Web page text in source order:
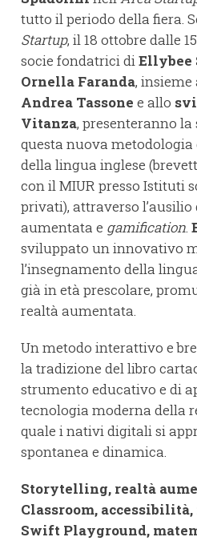
tutto il periodo della fiera.
Startup, il 18 ottobre dalle
socie fondatrici diEllybee
Ornella Faranda, insieme
Andrea Tassone e allo
Vitanza, presenteranno la
questa nuova
della lingua inglese
con il MIUR presso Istituti
privati), attraverso
aumentata e gamification.
sviluppato un innovativo
l’insegnamento della
già in età prescolare,
realtà aumentata.
Un metodo interattivo e
la tradizione del libro
strumento educativo e di
tecnologia moderna della
quale i nativi digitali si
spontanea e dinamica.
Storytelling, realtà
Classroom, accessibilità,
Swift Playground,